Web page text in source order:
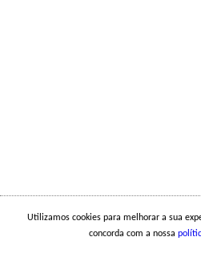
Utilizamos cookies para melhorar a sua
concorda com a nossa